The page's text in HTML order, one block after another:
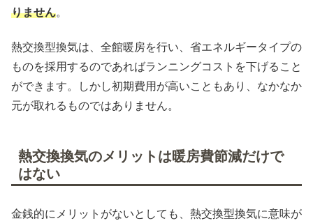
りません。
熱交換型換気は、全館暖房を行い、省エネルギータイプの
ものを採用するのであればランニングコストを下げること
ができます。しかし初期費用が高いこともあり、なかなか
元が取れるものではありません。
熱交換換気のメリットは暖房費節減だけで
はない
金銭的にメリットがないとしても、熱交換型換気に意味が